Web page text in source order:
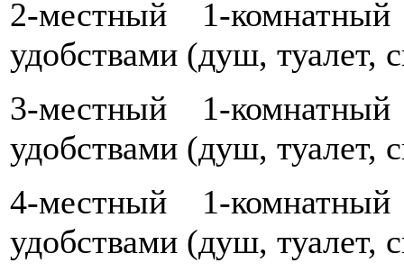
2-местный 1-
удобствами (душ, туалет,
3-местный 1-
удобствами (душ, туалет,
4-местный 1-
удобствами (душ, туалет,